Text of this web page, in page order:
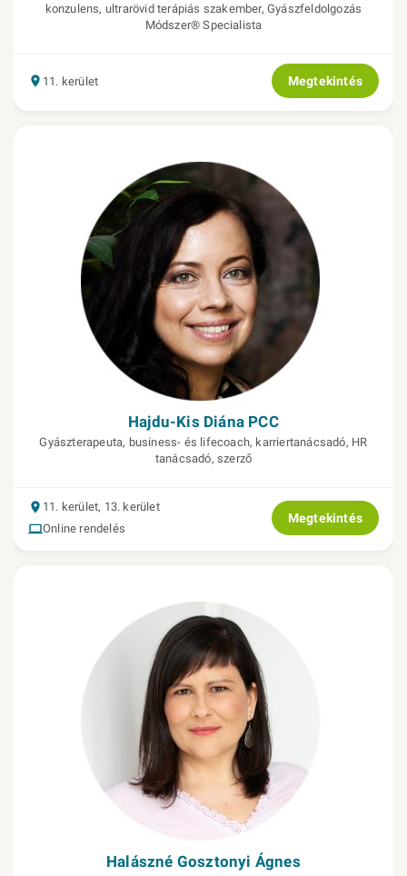
konzulens, ultrarövid terápiás szakember, Gyászfeldolgozás
Módszer® Specialista
11. kerület Megtekintés
Hajdu-Kis Diána PCC
Gyászterapeuta, business- és lifecoach, karriertanácsadó, HR
tanácsadó, szerző
11. kerület, 13. kerület
Online rendelés
Megtekintés
Halászné Gosztonyi Ágnes